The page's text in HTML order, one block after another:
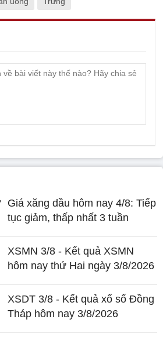
Giá xăng dầu hôm nay 4/8: Tiếp
tục giảm, thấp nhất 3 tuần
XSMN 3/8 - Kết quả XSMN
hôm nay thứ Hai ngày 3/8/2026
XSDT 3/8 - Kết quả xổ số Đồng
Tháp hôm nay 3/8/2026